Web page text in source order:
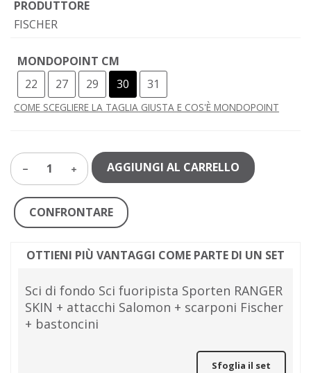
PRODUTTORE
FISCHER
MONDOPOINT CM
22
27 29 30 31
COME SCEGLIERE LA TAGLIA GIUSTA E COS'È MONDOPOINT
1 AGGIUNGI AL CARRELLO
CONFRONTARE
OTTIENI PIÙ VANTAGGI COME PARTE DI UN SET
Sci di fondo Sci fuoripista Sporten RANGER
SKIN + attacchi Salomon + scarponi Fischer
+ bastoncini
Sfoglia il set